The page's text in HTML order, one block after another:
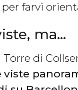
per farvi
ma...
Torre di
viste